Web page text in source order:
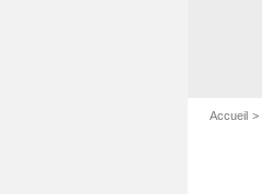
Accueil